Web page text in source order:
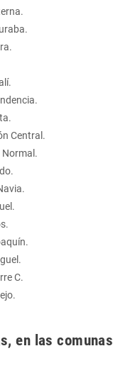
Central.
Normal.
C.
en las comunas